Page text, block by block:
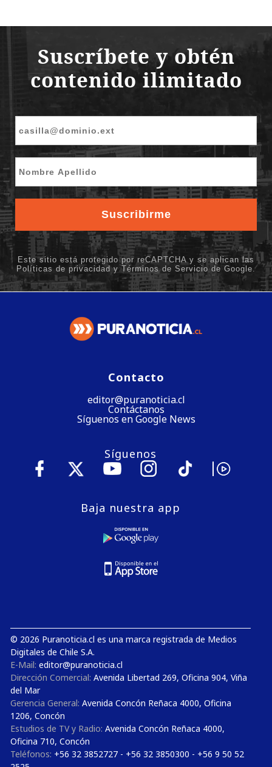
Contacto
editor@puranoticia.cl
Contáctanos
Síguenos en Google News
Síguenos
Baja nuestra app
© 2026 Puranoticia.cl es una marca registrada de Medios
Digitales de Chile S.A.
E-Mail: editor@puranoticia.cl
Dirección Comercial: Avenida Libertad 269, Oficina 904, Viña
del Mar
Gerencia General: Avenida Concón Reñaca 4000, Oficina
1206, Concón
Estudios de TV y Radio: Avenida Concón Reñaca 4000,
Oficina 710, Concón
Teléfonos: +56 32 3852727 - +56 32 3850300 - +56 9 50 52